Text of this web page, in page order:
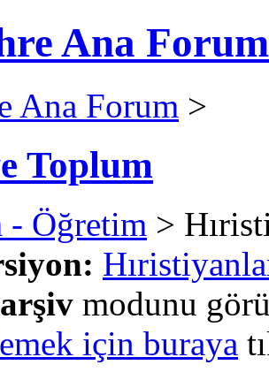
Ana Forum
Ana Forum >
Toplum
Öğretim >
arşiv modunu
için buraya